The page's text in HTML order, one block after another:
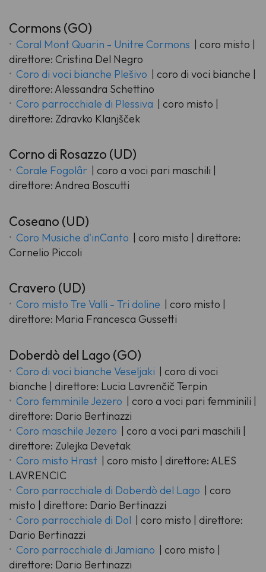
Cormons (GO)
Coral Mont Quarin - Unitre Cormons | coro misto |
direttore: Cristina Del Negro
Coro di voci bianche Plešivo | coro di voci bianche |
direttore: Alessandra Schettino
Coro parrocchiale di Plessiva | coro misto |
direttore: Zdravko Klanjšček
Corno di Rosazzo (UD)
Corale Fogolâr | coro a voci pari maschili |
direttore: Andrea Boscutti
Coseano (UD)
Coro Musiche d'inCanto | coro misto | direttore:
Cornelio Piccoli
Cravero (UD)
Coro misto Tre Valli - Tri doline | coro misto |
direttore: Maria Francesca Gussetti
Doberdò del Lago (GO)
Coro di voci bianche Veseljaki | coro di voci
bianche | direttore: Lucia Lavrenčič Terpin
Coro femminile Jezero | coro a voci pari femminili |
direttore: Dario Bertinazzi
Coro maschile Jezero | coro a voci pari maschili |
direttore: Zulejka Devetak
Coro misto Hrast | coro misto | direttore: ALES
LAVRENCIC
Coro parrocchiale di Doberdò del Lago | coro
misto | direttore: Dario Bertinazzi
Coro parrocchiale di Dol | coro misto | direttore:
Dario Bertinazzi
Coro parrocchiale di Jamiano | coro misto |
direttore: Dario Bertinazzi